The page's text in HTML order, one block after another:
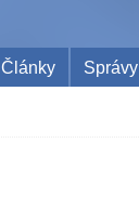
Články Správy